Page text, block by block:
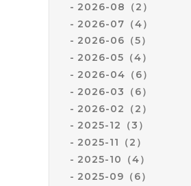
2026-08（2）
2026-07（4）
2026-06（5）
2026-05（4）
2026-04（6）
2026-03（6）
2026-02（2）
2025-12（3）
2025-11（2）
2025-10（4）
2025-09（6）